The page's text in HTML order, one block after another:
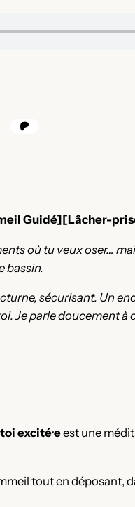
Guidé][Lâcher-
où tu veux oser…
bassin.
sécurisant. Un
Je parle doucement
excité·eest une
tout en déposant,